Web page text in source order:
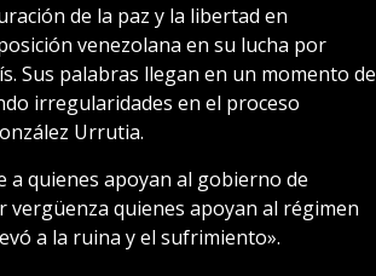
de la paz y la libertad en
venezolana en su lucha por
Sus palabras llegan en un momento de
irregularidades en el proceso
Urrutia.
quienes apoyan al gobierno de
quienes apoyan al régimen
a la ruina y el sufrimiento».